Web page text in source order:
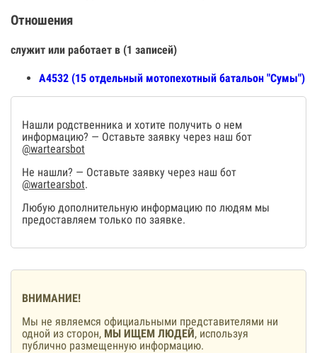
Отношения
служит или работает в (1 записей)
А4532 (15 отдельный мотопехотный батальон "Сумы")
Нашли родственника и хотите получить о нем
информацию? — Оставьте заявку через наш бот
@wartearsbot
Не нашли? — Оставьте заявку через наш бот
@wartearsbot.
Любую дополнительную информацию по людям мы
предоставляем только по заявке.
ВНИМАНИЕ!
Мы не являемся официальными представителями ни
одной из сторон, МЫ ИЩЕМ ЛЮДЕЙ, используя
публично размещенную информацию.